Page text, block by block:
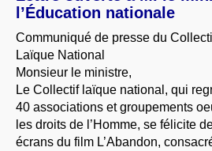
l’Éducation nationale
Communiqué de presse du
Laïque National
Monsieur le ministre,
Le Collectif laïque national, qui
40 associations et groupements
les droits de l’Homme, se félicite
écrans du film L’Abandon,